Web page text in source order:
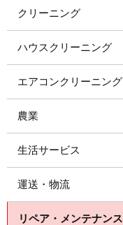
クリーニング
ハウスクリーニング
エアコンクリーニング
農業
生活サービス
運送・物流
リペア・メンテナンス